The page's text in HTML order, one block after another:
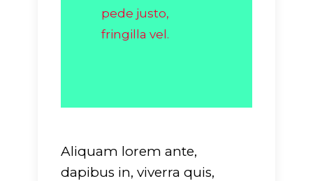
pede justo,
fringilla vel.
Aliquam lorem ante,
dapibus in, viverra quis,